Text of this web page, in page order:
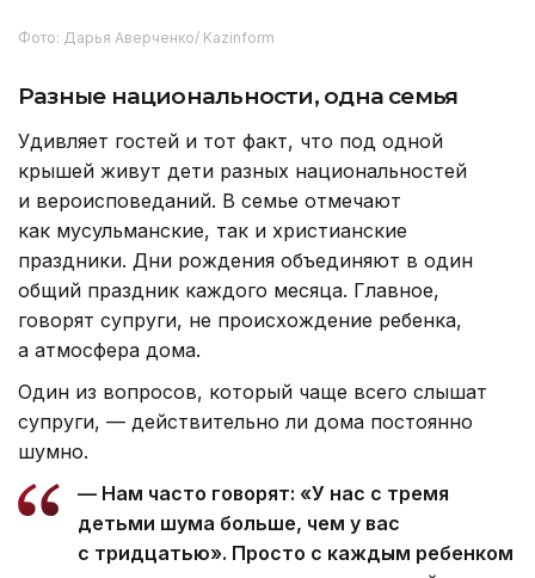
Кастрюли на 50 литров и афганский
кухонной утварью невозможно. Поэтому посуда
и запас продуктов соответствующие.
— Самая маленькая кастрюля у нас —
десять литров. Это минимум. Есть
и пятидесятилитровые, как в столовых, —
рассказывает Рустам.
Особая гордость семьи — огромный афганский
казан. Его делали на заказ — готовят в нем по
праздникам, когда собираются все близкие.